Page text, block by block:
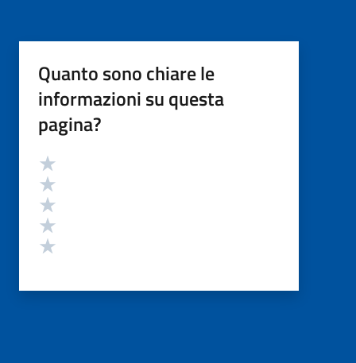
Quanto sono chiare le
informazioni su questa
pagina?
Valutazione